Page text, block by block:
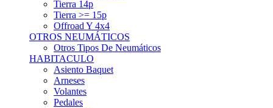
Offroad Y 4x4
OTROS NEUMÁTICOS
Otros Tipos De Neumáticos
HABITACULO
Asiento Baquet
Arneses
Volantes
Pedales
Extinción